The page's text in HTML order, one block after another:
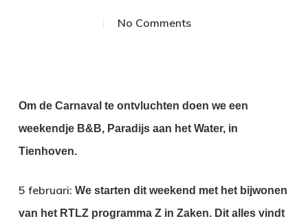
No Comments
Om de Carnaval te ontvluchten doen we een
weekendje B&B, Paradijs aan het Water, in
Tienhoven.
5 februari: We starten dit weekend met het bijwonen
van het RTLZ programma Z in Zaken. Dit alles vindt